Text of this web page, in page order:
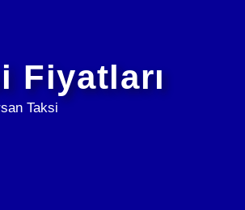
Fiyatları
Taksi